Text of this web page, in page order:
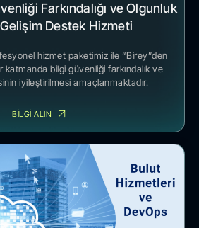
Farkındalığı ve Olgunluk
Destek Hizmeti
hizmet paketimiz ile “Birey”den
katmanda bilgi güvenliği farkındalık ve
iyileştirilmesi amaçlanmaktadır.
BİLGİ ALIN